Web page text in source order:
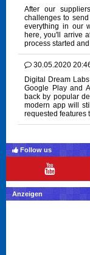
After our
challenges to
everything in our
here, you'll arrive
process started
30.05.2020
Digital Dream
Google Play and
back by popular
modern app will
requested features
Follow us
Anzeigen